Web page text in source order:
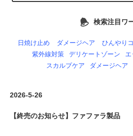
検索注目ワ
日焼け止め ダメージヘア ひんやり
紫外線対策
デリケートゾーン
エ
スカルプケア
ダメージヘア
2026-5-26
【終売のお知らせ】ファファラ製品